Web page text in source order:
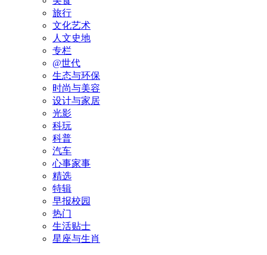
旅行
文化艺术
人文史地
专栏
@世代
生态与环保
时尚与美容
设计与家居
光影
科玩
科普
汽车
心事家事
精选
特辑
早报校园
热门
生活贴士
星座与生肖